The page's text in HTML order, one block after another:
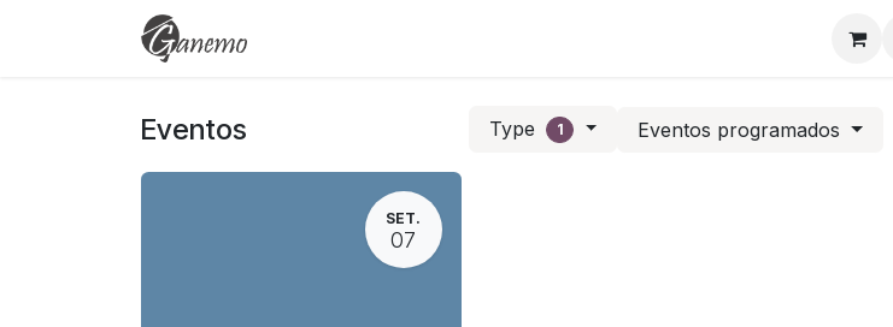
Eventos Type 1 Eventos programados
SET.
07